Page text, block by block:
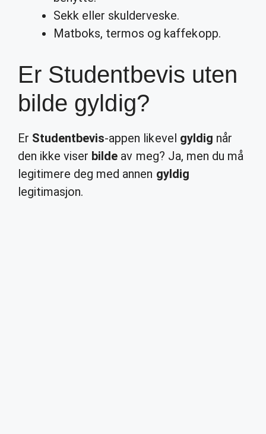
Sekk eller skulderveske.
Matboks, termos og kaffekopp.
Er Studentbevis uten
bilde gyldig?
Er Studentbevis-appen likevel gyldig når
den ikke viser bilde av meg? Ja, men du må
legitimere deg med annen gyldig
legitimasjon.